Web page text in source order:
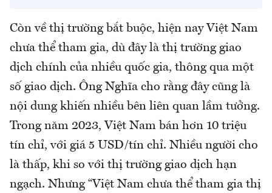
Còn về thị trường bắt buộc, hiện nay Việt Nam
chưa thể tham gia, dù đây là thị trường giao
dịch chính của nhiều quốc gia, thông qua một
số giao dịch. Ông Nghĩa cho rằng đây cũng là
nội dung khiến nhiều bên liên quan lầm tưởng.
Trong năm 2023, Việt Nam bán hơn 10 triệu
tín chỉ, với giá 5 USD/tín chỉ. Nhiều người cho
là thấp, khi so với thị trường giao dịch hạn
ngạch. Nhưng “Việt Nam chưa thể tham gia thị